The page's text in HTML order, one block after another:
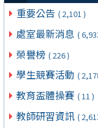
重要公告 ( 2,101 )
處室最新消息 (
榮譽榜 ( 226 )
學生競賽活動 (
教育盃體操賽 ( 11 )
教師研習資訊 (